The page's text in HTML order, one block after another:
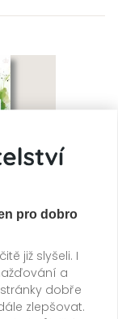
pro dobro
již slyšeli. I
a
dobře
zlepšovat.